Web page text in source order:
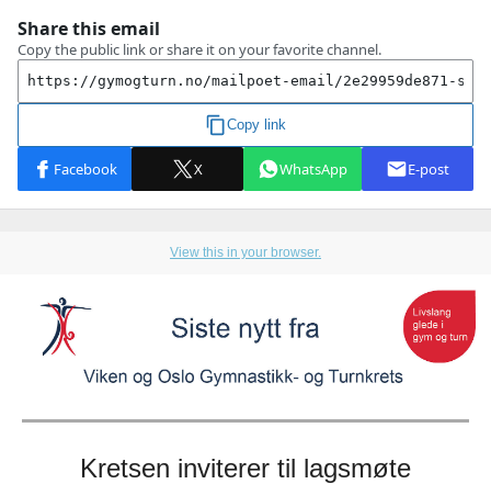
View this in your browser.
Kretsen inviterer til lagsmøte